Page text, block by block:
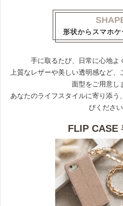
形状からスマホケ
手に取るたび、日常に心地よ
上質なレザーや美しい透明感など
面型をご用意し
あなたのライフスタイルに寄り添う
びください
FLIP CASE